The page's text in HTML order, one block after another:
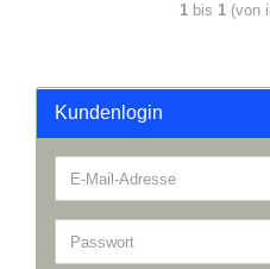
1bis 1(von
Kundenlogin